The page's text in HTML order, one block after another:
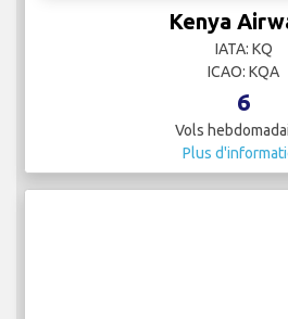
Jettime
IATA:
ICAO:
2
Vols
Plus